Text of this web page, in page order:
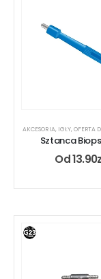
AKCESORIA, IGŁY, OFERTA
Sztanca
Od13.90